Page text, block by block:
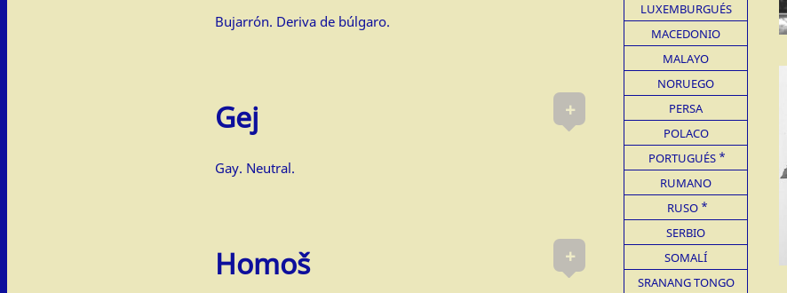
Bujarrón. Deriva de búlgaro.
+
Gej
Gay. Neutral.
+
Homoš
LUXEMBURGUÉS
MACEDONIO
MALAYO
NORUEGO
PERSA
POLACO
PORTUGUÉS
RUMANO
RUSO
SERBIO
SOMALÍ
SRANANG TONGO